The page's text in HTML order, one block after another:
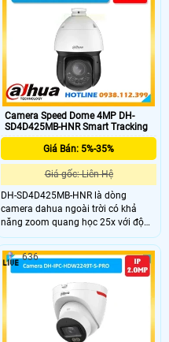
trong điều kiện ánh sáng cực thấp.
Tích hợp AI thông minh hồng ngoại
100m và đèn LED màu 50m.
Camera Speed Dome 4MP DH-
SD4D425MB-HNR Smart Tracking
Giá Bán: 5%-35%
Giá gốc: Liên Hệ
DH-SD4D425MB-HNR là dòng
camera dahua ngoài trời có khả
năng zoom quang học 25x với độ
phân giải lên đến 2K ghi hình siêu
nét. ngoài ra camera này còn có
hồng ngoại tầm xa lên đến 100m
đảm bảo an ninh về đêm tuyệt đối.
Chuẩn chống nước IP67 chống sét
lan truyền 6000V hỗ trợ thẻ nhớ
512GB tên miền miễn phí
SmartDDNS.TV xem từ xa.
636